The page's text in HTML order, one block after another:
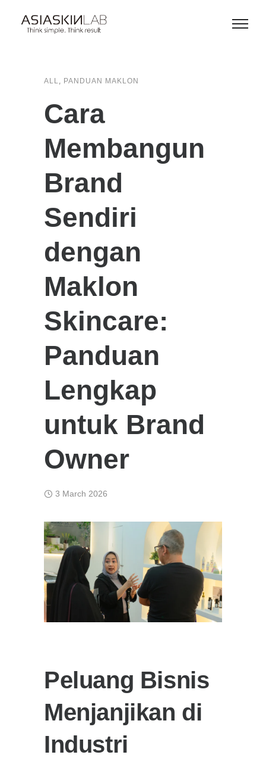
ALL, PANDUAN MAKLON
Cara
Membangun
Brand
Sendiri
dengan
Maklon
Skincare:
Panduan
Lengkap
untuk Brand
Owner
3 March 2026
Peluang Bisnis
Menjanjikan di
Industri